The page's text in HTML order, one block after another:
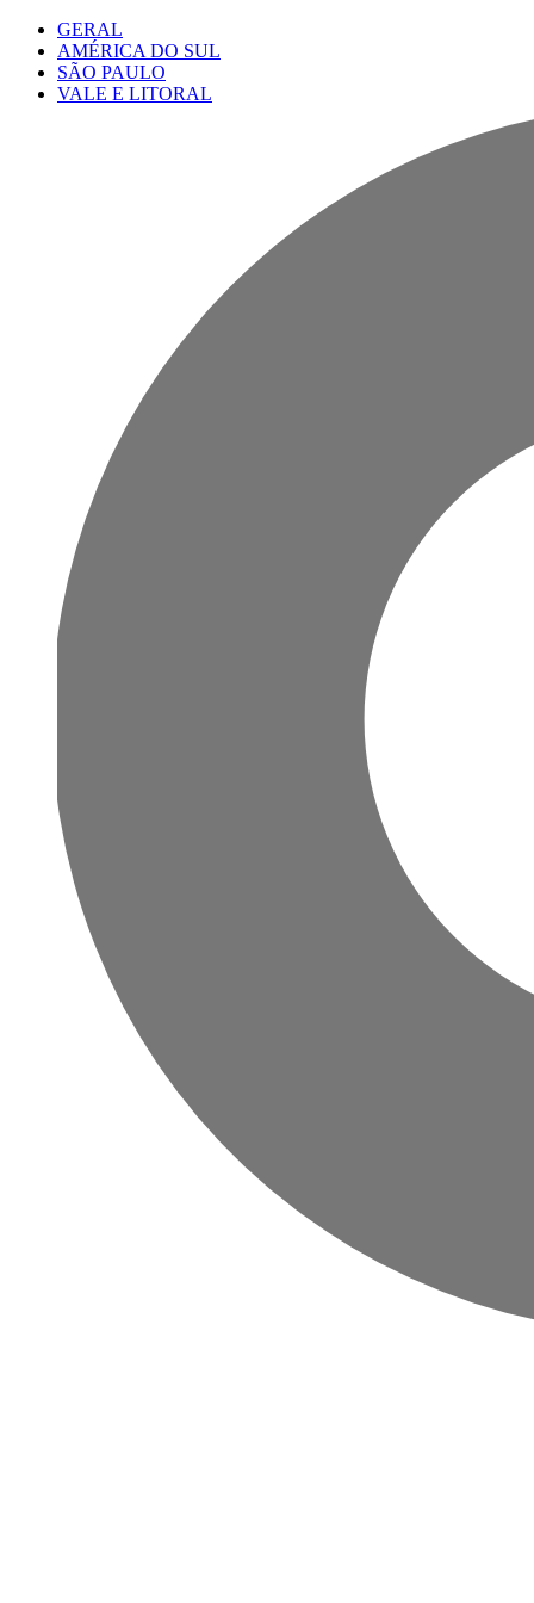
GERAL
AMÉRICA DO SUL
SÃO PAULO
VALE E LITORAL